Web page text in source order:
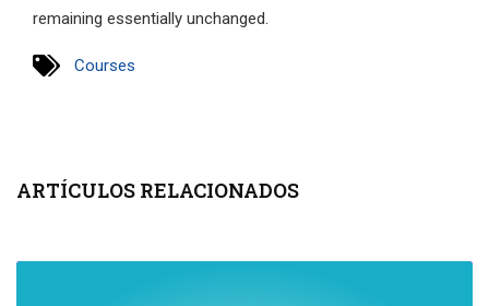
remaining essentially unchanged.
Courses
ARTÍCULOS RELACIONADOS